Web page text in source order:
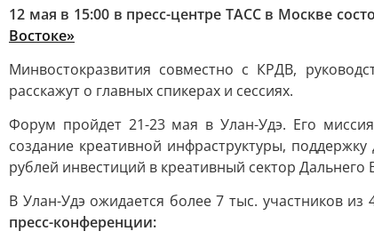
12 мая в 15:00 в пресс-центре ТАСС в Москве
Востоке»
Минвостокразвития совместно с КРДВ,
расскажут о главных спикерах и сессиях.
Форум пройдет 21-23 мая в Улан-Удэ. Его
создание креативной инфраструктуры,
рублей инвестиций в креативный сектор Дальнего
В Улан-Удэ ожидается более 7 тыс. участников
пресс-конференции: